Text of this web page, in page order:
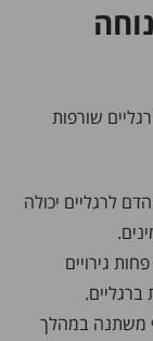
שורפות
לרגליים יכולה
גירויים
משתנה במהלך